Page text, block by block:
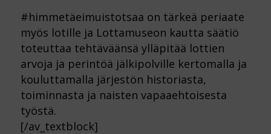
#himmetäeimuistotsaa on tärkeä periaate
myös lotille ja Lottamuseon kautta säätiö
toteuttaa tehtäväänsä ylläpitää lottien
arvoja ja perintöä jälkipolville kertomalla ja
kouluttamalla järjestön historiasta,
toiminnasta ja naisten vapaaehtoisesta
työstä.
[/av_textblock]